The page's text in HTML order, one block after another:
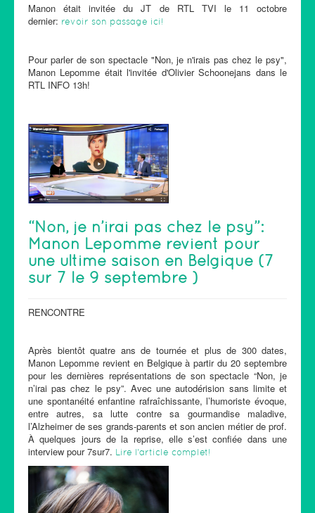
Manon était invitée du JT de RTL TVI le 11 octobre
dernier: revoir son passage ici!
Pour parler de son spectacle "Non, je n'irais pas chez le psy",
Manon Lepomme était l'invitée d'Olivier Schoonejans dans le
RTL INFO 13h!
“Non, je n’irai pas chez le psy”:
Manon Lepomme revient pour
une ultime saison en Belgique (7
sur 7 le 9 septembre )
RENCONTRE
Après bientôt quatre ans de tournée et plus de 300 dates,
Manon Lepomme revient en Belgique à partir du 20 septembre
pour les dernières représentations de son spectacle “Non, je
n’irai pas chez le psy”. Avec une autodérision sans limite et
une spontanéité enfantine rafraîchissante, l’humoriste évoque,
entre autres, sa lutte contre sa gourmandise maladive,
l’Alzheimer de ses grands-parents et son ancien métier de prof.
À quelques jours de la reprise, elle s’est confiée dans une
interview pour 7sur7. Lire l'article complet!